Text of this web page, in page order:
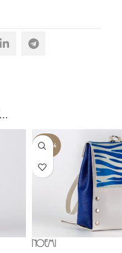
-100%
Noemi